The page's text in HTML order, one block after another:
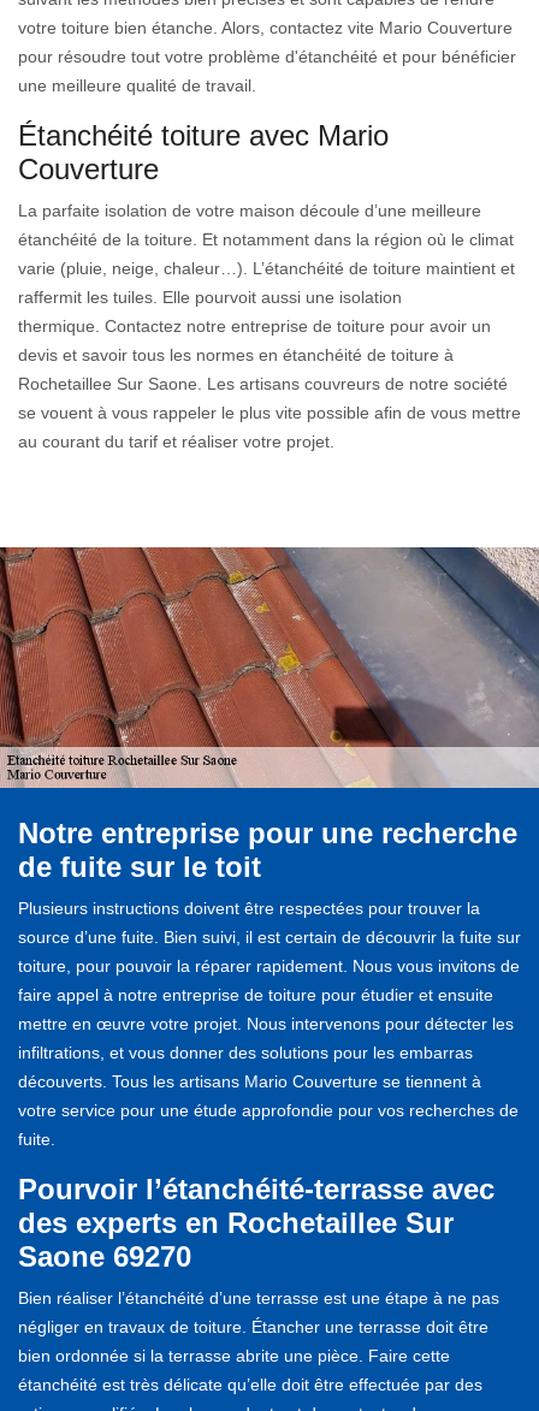
votre toiture bien étanche. Alors, contactez vite Mario Couverture
pour résoudre tout votre problème d'étanchéité et pour bénéficier
une meilleure qualité de travail.
Étanchéité toiture avec Mario
Couverture
La parfaite isolation de votre maison découle d’une meilleure
étanchéité de la toiture. Et notamment dans la région où le climat
varie (pluie, neige, chaleur…). L’étanchéité de toiture maintient et
raffermit les tuiles. Elle pourvoit aussi une isolation
thermique. Contactez notre entreprise de toiture pour avoir un
devis et savoir tous les normes en étanchéité de toiture à
Rochetaillee Sur Saone. Les artisans couvreurs de notre société
se vouent à vous rappeler le plus vite possible afin de vous mettre
au courant du tarif et réaliser votre projet.
Notre entreprise pour une recherche
de fuite sur le toit
Plusieurs instructions doivent être respectées pour trouver la
source d’une fuite. Bien suivi, il est certain de découvrir la fuite sur
toiture, pour pouvoir la réparer rapidement. Nous vous invitons de
faire appel à notre entreprise de toiture pour étudier et ensuite
mettre en œuvre votre projet. Nous intervenons pour détecter les
infiltrations, et vous donner des solutions pour les embarras
découverts. Tous les artisans Mario Couverture se tiennent à
votre service pour une étude approfondie pour vos recherches de
fuite.
Pourvoir l’étanchéité-terrasse avec
des experts en Rochetaillee Sur
Saone 69270
Bien réaliser l’étanchéité d’une terrasse est une étape à ne pas
négliger en travaux de toiture. Étancher une terrasse doit être
bien ordonnée si la terrasse abrite une pièce. Faire cette
étanchéité est très délicate qu’elle doit être effectuée par des